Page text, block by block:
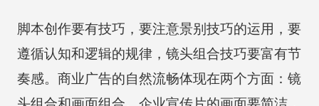
脚本创作要有技巧，要注意景别技巧的运用，要
遵循认知和逻辑的规律，镜头组合技巧要富有节
奏感。商业广告的自然流畅体现在两个方面：镜